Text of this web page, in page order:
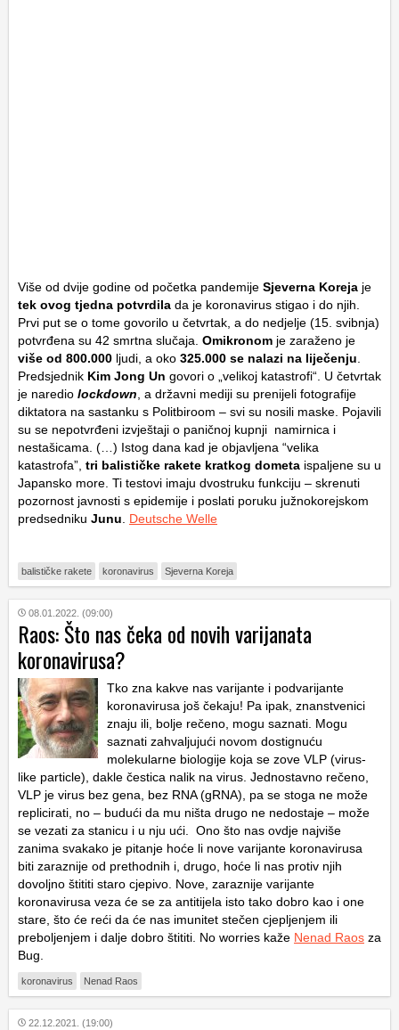
Više od dvije godine od početka pandemije Sjeverna Koreja je
tek ovog tjedna potvrdila da je koronavirus stigao i do njih.
Prvi put se o tome govorilo u četvrtak, a do nedjelje (15. svibnja)
potvrđena su 42 smrtna slučaja. Omikronom je zaraženo je
više od 800.000 ljudi, a oko 325.000 se nalazi na liječenju.
Predsjednik Kim Jong Un govori o „velikoj katastrofi“. U četvrtak
je naredio lockdown, a državni mediji su prenijeli fotografije
diktatora na sastanku s Politbiroom – svi su nosili maske. Pojavili
su se nepotvrđeni izvještaji o paničnoj kupnji namirnica i
nestašicama. (…) Istog dana kad je objavljena “velika
katastrofa”, tri balističke rakete kratkog dometa ispaljene su u
Japansko more. Ti testovi imaju dvostruku funkciju – skrenuti
pozornost javnosti s epidemije i poslati poruku južnokorejskom
predsedniku Junu. Deutsche Welle
balističke rakete koronavirus Sjeverna Koreja
08.01.2022. (09:00)
Raos: Što nas čeka od novih varijanata
koronavirusa?
Tko zna kakve nas varijante i podvarijante
koronavirusa još čekaju! Pa ipak, znanstvenici
znaju ili, bolje rečeno, mogu saznati. Mogu
saznati zahvaljujući novom dostignuću
molekularne biologije koja se zove VLP (virus-
like particle), dakle čestica nalik na virus. Jednostavno rečeno,
VLP je virus bez gena, bez RNA (gRNA), pa se stoga ne može
replicirati, no – budući da mu ništa drugo ne nedostaje – može
se vezati za stanicu i u nju ući. Ono što nas ovdje najviše
zanima svakako je pitanje hoće li nove varijante koronavirusa
biti zaraznije od prethodnih i, drugo, hoće li nas protiv njih
dovoljno štititi staro cjepivo. Nove, zaraznije varijante
koronavirusa veza će se za antitijela isto tako dobro kao i one
stare, što će reći da će nas imunitet stečen cjepljenjem ili
preboljenjem i dalje dobro štititi. No worries kaže Nenad Raos za
Bug.
koronavirus Nenad Raos
22.12.2021. (19:00)